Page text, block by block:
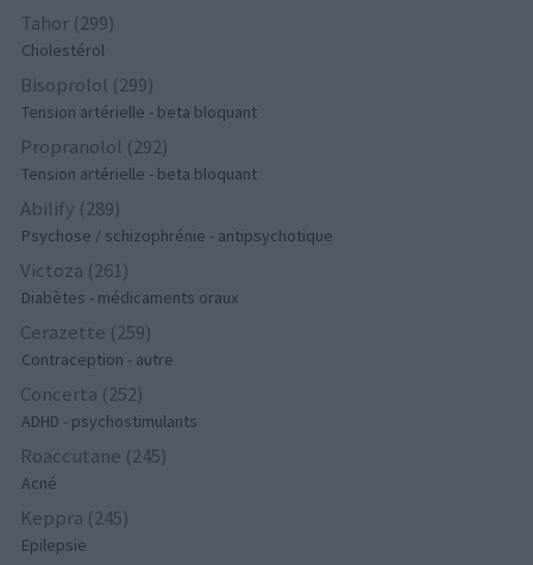
Tahor (299)
Cholestérol
Bisoprolol (299)
Tension artérielle - beta bloquant
Propranolol (292)
Tension artérielle - beta bloquant
Abilify (289)
Psychose / schizophrénie - antipsychotique
Victoza (261)
Diabètes - médicaments oraux
Cerazette (259)
Contraception - autre
Concerta (252)
ADHD - psychostimulants
Roaccutane (245)
Acné
Keppra (245)
Epilepsie